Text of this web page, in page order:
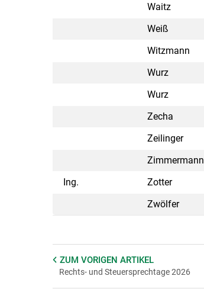
Waitz
Weiß
Witzmann
Wurz
Wurz
Zecha
Zeilinger
Zimmermann
Ing.
Zotter
Zwölfer
ZUM VORIGEN ARTIKEL
Rechts- und Steuersprechtage 2026